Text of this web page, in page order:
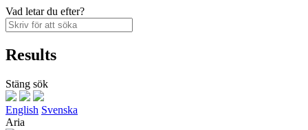
Vad letar du efter?
Results
Stäng sök
English Svenska
Aria